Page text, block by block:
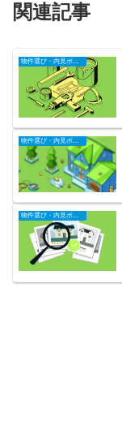
関連記事
物件選び・内見ポイント
物件選び・内見ポイント
物件選び・内見ポイント